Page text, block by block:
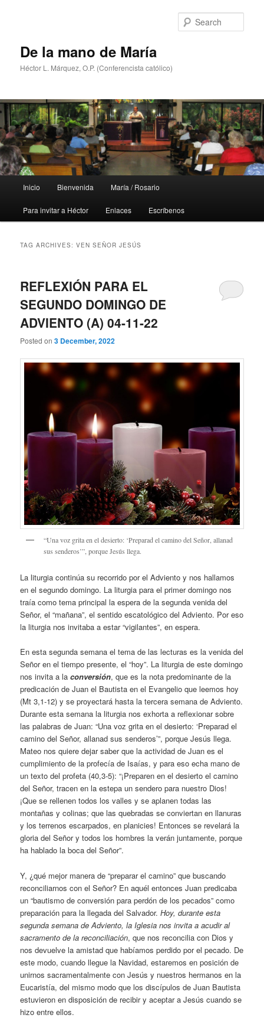
De la mano de María
Héctor L. Márquez, O.P. (Conferencista católico)
Inicio Bienvenida María / Rosario
Para invitar a Héctor Enlaces Escríbenos
TAG ARCHIVES:VEN SEÑOR JESÚS
REFLEXIÓN PARA EL
SEGUNDO DOMINGO DE
ADVIENTO (A) 04-11-22
Posted on3 December, 2022
“Una voz grita en el desierto: ‘Preparad el camino del Señor, allanad
sus senderos’”, porque Jesús llega.
La liturgia continúa su recorrido por el Adviento y nos hallamos
en el segundo domingo. La liturgia para el primer domingo nos
traía como tema principal la espera de la segunda venida del
Señor, el “mañana”, el sentido escatológico del Adviento. Por eso
la liturgia nos invitaba a estar “vigilantes”, en espera.
En esta segunda semana el tema de las lecturas es la venida del
Señor en el tiempo presente, el “hoy”. La liturgia de este domingo
nos invita a laconversión, que es la nota predominante de la
predicación de Juan el Bautista en el Evangelio que leemos hoy
(Mt 3,1-12) y se proyectará hasta la tercera semana de Adviento.
Durante esta semana la liturgia nos exhorta a reflexionar sobre
las palabras de Juan: “Una voz grita en el desierto: ‘Preparad el
camino del Señor, allanad sus senderos’”, porque Jesús llega.
Mateo nos quiere dejar saber que la actividad de Juan es el
cumplimiento de la profecía de Isaías, y para eso echa mano de
un texto del profeta (40,3-5): “¡Preparen en el desierto el camino
del Señor, tracen en la estepa un sendero para nuestro Dios!
¡Que se rellenen todos los valles y se aplanen todas las
montañas y colinas; que las quebradas se conviertan en llanuras
y los terrenos escarpados, en planicies! Entonces se revelará la
gloria del Señor y todos los hombres la verán juntamente, porque
ha hablado la boca del Señor”.
Y, ¿qué mejor manera de “preparar el camino” que buscando
reconciliarnos con el Señor? En aquél entonces Juan predicaba
un “bautismo de conversión para perdón de los pecados” como
preparación para la llegada del Salvador.Hoy, durante esta
segunda semana de Adviento, la Iglesia nos invita a acudir al
sacramento de la reconciliación, que nos reconcilia con Dios y
nos devuelve la amistad que habíamos perdido por el pecado. De
este modo, cuando llegue la Navidad, estaremos en posición de
unirnos sacramentalmente con Jesús y nuestros hermanos en la
Eucaristía, del mismo modo que los discípulos de Juan Bautista
estuvieron en disposición de recibir y aceptar a Jesús cuando se
hizo entre ellos.